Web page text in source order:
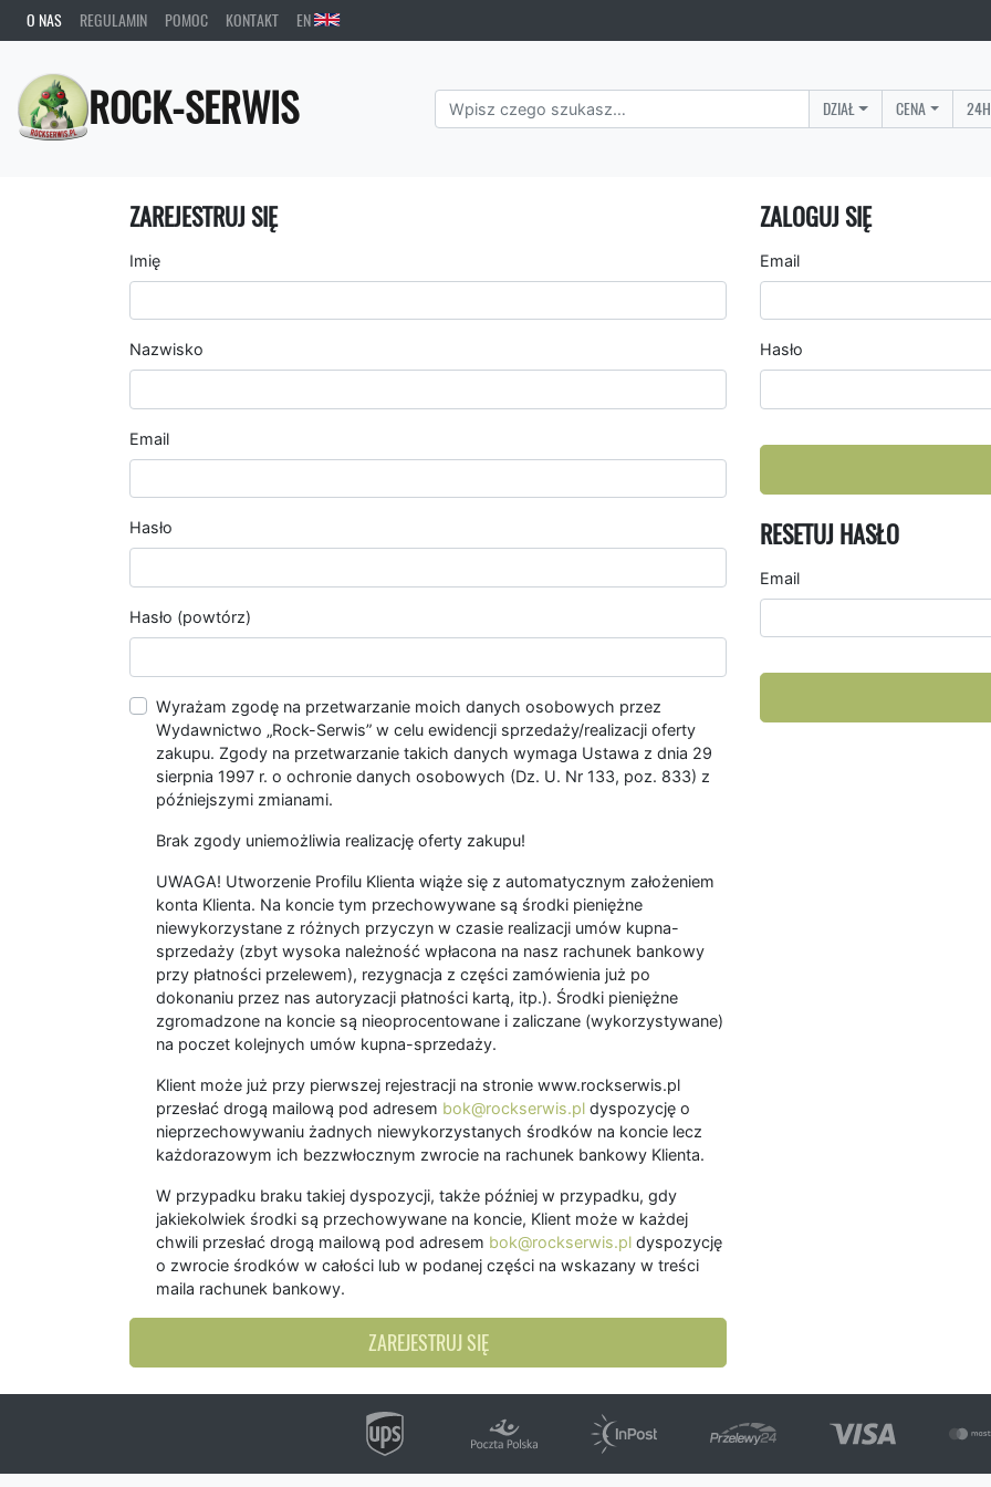
O NAS REGULAMIN POMOC KONTAKT EN
ROCK-SERWIS DZIAŁ CENA
ZAREJESTRUJ SIĘ
Imię
Nazwisko
Email
Hasło
Hasło (powtórz)
Wyrażam zgodę na przetwarzanie moich danych osobowych przez
Wydawnictwo „Rock-Serwis” w celu ewidencji sprzedaży/realizacji oferty
zakupu. Zgody na przetwarzanie takich danych wymaga Ustawa z dnia 29
sierpnia 1997 r. o ochronie danych osobowych (Dz. U. Nr 133, poz. 833) z
późniejszymi zmianami.
Brak zgody uniemożliwia realizację oferty zakupu!
UWAGA! Utworzenie Profilu Klienta wiąże się z automatycznym założeniem
konta Klienta. Na koncie tym przechowywane są środki pieniężne
niewykorzystane z różnych przyczyn w czasie realizacji umów kupna-
sprzedaży (zbyt wysoka należność wpłacona na nasz rachunek bankowy
przy płatności przelewem), rezygnacja z części zamówienia już po
dokonaniu przez nas autoryzacji płatności kartą, itp.). Środki pieniężne
zgromadzone na koncie są nieoprocentowane i zaliczane (wykorzystywane)
na poczet kolejnych umów kupna-sprzedaży.
Klient może już przy pierwszej rejestracji na stronie www.rockserwis.pl
przesłać drogą mailową pod adresem bok@rockserwis.pl dyspozycję o
nieprzechowywaniu żadnych niewykorzystanych środków na koncie lecz
każdorazowym ich bezzwłocznym zwrocie na rachunek bankowy Klienta.
W przypadku braku takiej dyspozycji, także później w przypadku, gdy
jakiekolwiek środki są przechowywane na koncie, Klient może w każdej
chwili przesłać drogą mailową pod adresem bok@rockserwis.pl dyspozycję
o zwrocie środków w całości lub w podanej części na wskazany w treści
maila rachunek bankowy.
ZAREJESTRUJ SIĘ
ZALOGUJ SIĘ
Email
Hasło
RESETUJ HASŁO
Email